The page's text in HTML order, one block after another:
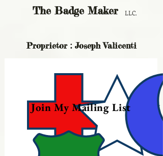
TheBadge Maker LLC.
Proprietor : Joseph Valicenti
Join My Mailing List